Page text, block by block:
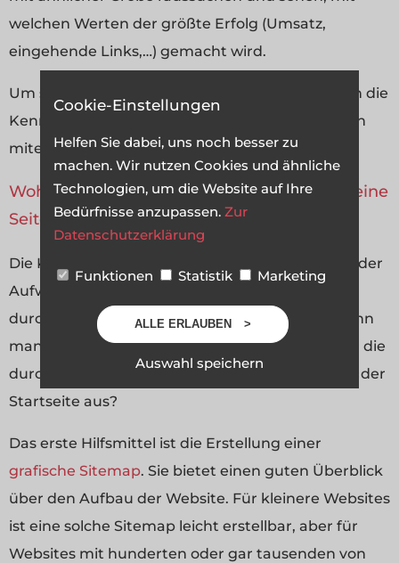
welchen Werten der größte Erfolg (Umsatz,
eingehende Links,…) gemacht wird.
Um sich gut vergleichen zu können sollte man in die
Kennziffern vielleicht noch die Anzahl aller Seiten
miteinbringen.
Woher bekomme ich die Kennziffern für meine
Seite?
Die Kennziffern sind ja alle schön und gut, doch der
Aufwand diese zu ermitteln ist enorm. Die
durchschnittlichen Seitenaufrufe / Besucher kann
man ja noch aus den Tracking-Tools ziehen, aber die
durchschnittliche Anzahl an Seitenaufrufen von der
Startseite aus?
Das erste Hilfsmittel ist die Erstellung einer
grafische Sitemap. Sie bietet einen guten Überblick
über den Aufbau der Website. Für kleinere Websites
ist eine solche Sitemap leicht erstellbar, aber für
Websites mit hunderten oder gar tausenden von
Cookie-Einstellungen
Helfen Sie dabei, uns noch besser zu
machen. Wir nutzen Cookies und ähnliche
Technologien, um die Website auf Ihre
Bedürfnisse anzupassen. Zur
Datenschutzerklärung
Funktionen Statistik Marketing
ALLE ERLAUBEN
Auswahl speichern